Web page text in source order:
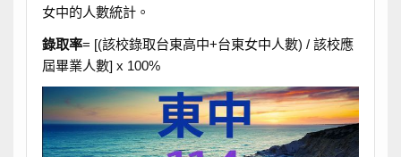
女中的人數統計。
錄取率= [(該校錄取台東高中+台東女中人數) / 該校應
屆畢業人數] x 100%